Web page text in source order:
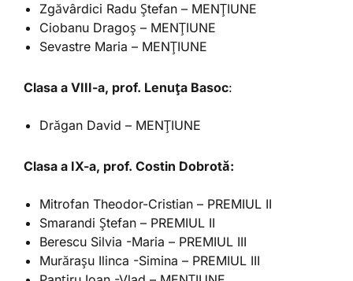
Zgăvârdici Radu Ștefan – MENȚIUNE
Ciobanu Dragoș – MENȚIUNE
Sevastre Maria – MENȚIUNE
Clasa a VIII-a, prof. Lenuța Basoc:
Drăgan David – MENȚIUNE
Clasa a IX-a, prof. Costin Dobrotă:
Mitrofan Theodor-Cristian – PREMIUL II
Smarandi Ștefan – PREMIUL II
Berescu Silvia -Maria – PREMIUL III
Murărașu Ilinca -Simina – PREMIUL III